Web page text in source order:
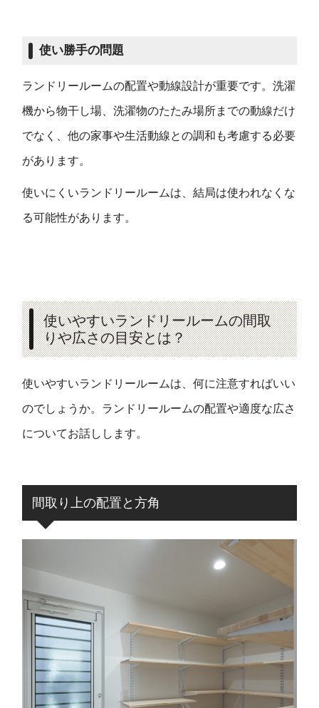
使い勝手の問題
ランドリールームの配置や動線設計が重要です。洗濯
機から物干し場、洗濯物のたたみ場所までの動線だけ
でなく、他の家事や生活動線との調和も考慮する必要
があります。
使いにくいランドリールームは、結局は使われなくな
る可能性があります。
使いやすいランドリールームの間取
りや広さの目安とは？
使いやすいランドリールームは、何に注意すればいい
のでしょうか。ランドリールームの配置や適度な広さ
についてお話しします。
間取り上の配置と方角